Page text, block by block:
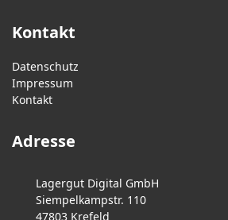
Kontakt
Datenschutz
Impressum
Kontakt
Adresse
Lagergut Digital GmbH
Siempelkampstr. 110
47803 Krefeld